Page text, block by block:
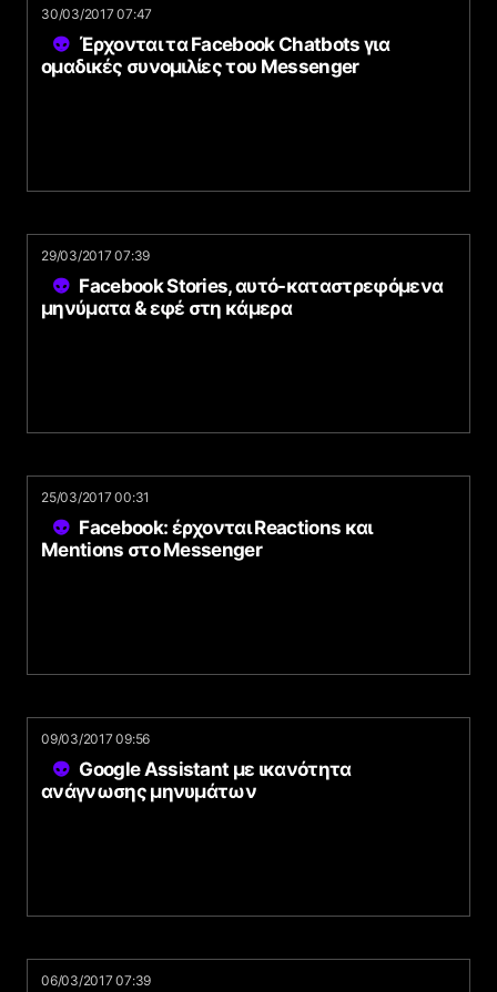
30/03/2017 07:47
Έρχονται τα Facebook Chatbots για
ομαδικές συνομιλίες του Messenger
29/03/2017 07:39
Facebook Stories, αυτό-καταστρεφόμενα
μηνύματα & εφέ στη κάμερα
25/03/2017 00:31
Facebook: έρχονται Reactions και
Mentions στο Messenger
09/03/2017 09:56
Google Assistant με ικανότητα
ανάγνωσης μηνυμάτων
06/03/2017 07:39